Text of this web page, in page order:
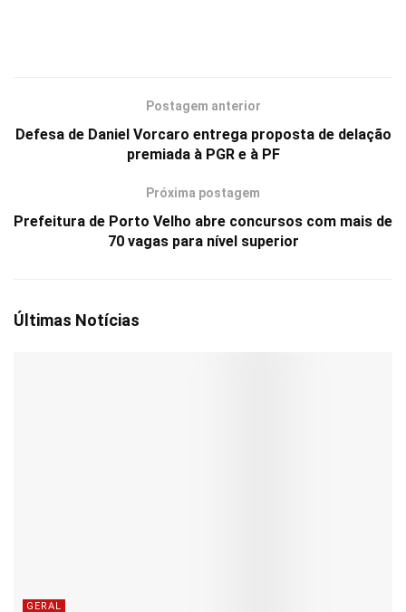
Postagem anterior
Defesa de Daniel Vorcaro entrega proposta de delação
premiada à PGR e à PF
Próxima postagem
Prefeitura de Porto Velho abre concursos com mais de
70 vagas para nível superior
Últimas Notícias
GERAL